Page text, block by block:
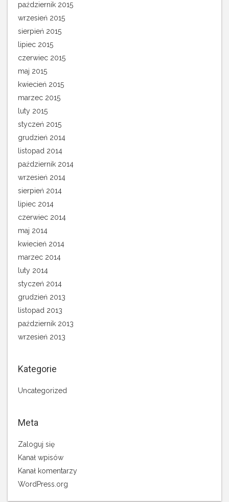
październik 2015
wrzesień 2015
sierpień 2015
lipiec 2015
czerwiec 2015
maj 2015
kwiecień 2015
marzec 2015
luty 2015
styczeń 2015
grudzień 2014
listopad 2014
październik 2014
wrzesień 2014
sierpień 2014
lipiec 2014
czerwiec 2014
maj 2014
kwiecień 2014
marzec 2014
luty 2014
styczeń 2014
grudzień 2013
listopad 2013
październik 2013
wrzesień 2013
Kategorie
Uncategorized
Meta
Zaloguj się
Kanał wpisów
Kanał komentarzy
WordPress.org